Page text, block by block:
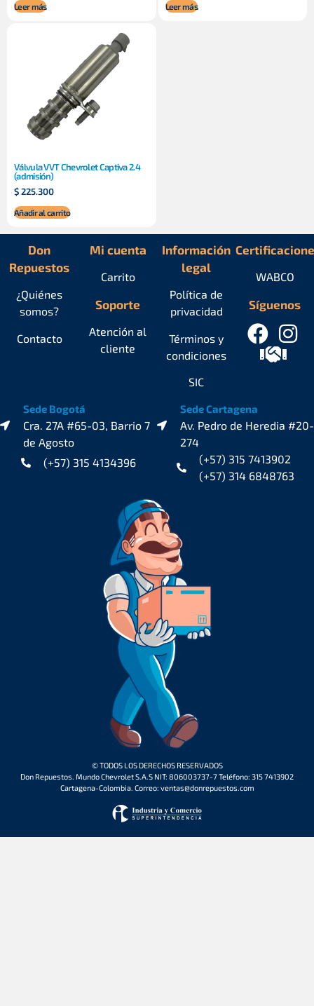
Leer más Leer más
Válvula VVT Chevrolet Captiva 2.4
(admisión)
$225.300
Añadir al carrito
Don
Repuestos
¿Quiénes
somos?
Contacto
Mi cuenta
Carrito
Soporte
Atención al
cliente
Información
legal
Política de
privacidad
Términos y
condiciones
SIC
Síguenos
WABCO
Sede Bogotá
Cra. 27A #65-03, Barrio 7
de Agosto
(+57) 315 4134396
Sede Cartagena
Av. Pedro de Heredia #20-
274
(+57) 315 7413902
(+57) 314 6848763
© TODOS LOS DERECHOS RESERVADOS
Don Repuestos. Mundo Chevrolet S.A.S NIT: 806003737-7 Teléfono: 315 7413902
Cartagena-Colombia. Correo: ventas@donrepuestos.com